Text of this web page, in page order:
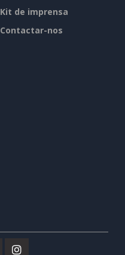
Kit de imprensa
Contactar-nos